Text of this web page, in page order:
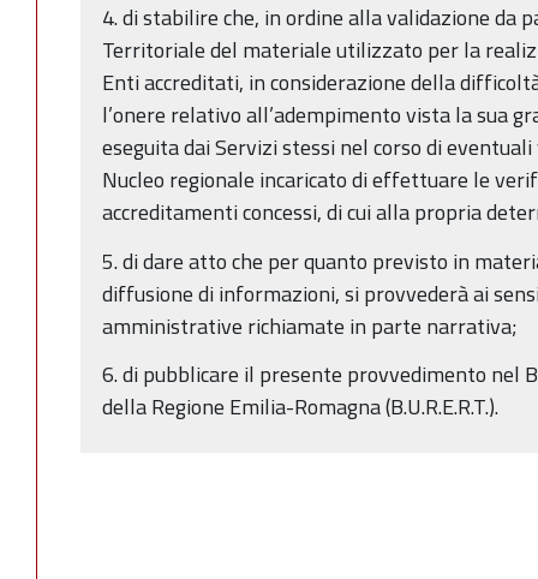
4. di stabilire che, in ordine alla validazione da
Territoriale del materiale utilizzato per la
Enti accreditati, in considerazione della
l’onere relativo all’adempimento vista la sua
eseguita dai Servizi stessi nel corso di
Nucleo regionale incaricato di effettuare le
accreditamenti concessi, di cui alla propria
5. di dare atto che per quanto previsto in
diffusione di informazioni, si provvederà ai
amministrative richiamate in parte narrativa;
6. di pubblicare il presente provvedimento nel
della Regione Emilia-Romagna (B.U.R.E.R.T.).